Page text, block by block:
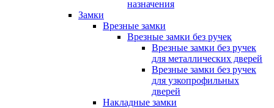
назначения
Замки
Врезные замки
Врезные замки без ручек
Врезные замки без ручек
для металлических дверей
Врезные замки без ручек
для узкопрофильных
дверей
Накладные замки